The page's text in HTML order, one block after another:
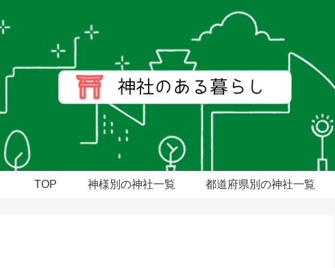
TOP 神様別の神社一覧 都道府県別の神社一覧